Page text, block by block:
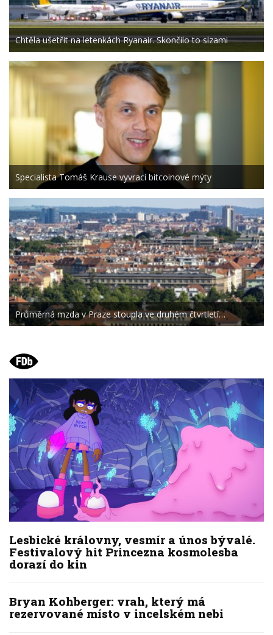
Chtěla ušetřit na letenkách Ryanair. Skončilo to slzami
Specialista Tomáš Krause vyvrací bitcoinové mýty
Průměrná mzda v Praze stoupla ve druhém čtvrtletí…
Lesbické královny, vesmír a únos bývalé.
Festivalový hit Princezna kosmolesba
dorazí do kin
Bryan Kohberger: vrah, který má
rezervované místo v incelském nebi